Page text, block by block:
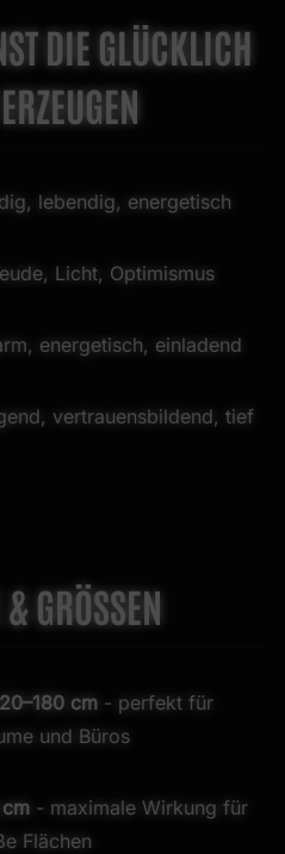
DIE GLÜCKLICH
lebendig, energetisch
Licht, Optimismus
energetisch, einladend
vertrauensbildend, tief
GRÖSSEN
cm- perfekt für
und Büros
- maximale Wirkung für
Flächen